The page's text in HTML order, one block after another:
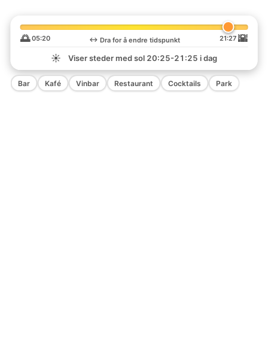
🌅 05:20 ↔️ Dra for å endre tidspunkt 21:27 🌇
☀️
Viser steder med sol 20:25-21:25 i dag
Bar Kafé Vinbar Restaurant Cocktails Park